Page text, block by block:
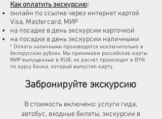
Как оплатить экскурсию:
онлайн по ссылке через интернет картой
Visa, Mastercard, МИР
на посадке в день экскурсии карточкой
на посадке в день экскурсии наличными
* Оплата наличными производится исключительно в
белорусских рублях. Мы принимаем российские карты
МИР выпущенные в RUB, но расчет происходит в BYN
по курсу банка, который выпустил карту.
Забронируйте экскурсию
В стоимость включено: услуги гида,
автобус, входные билеты, экскурсии в